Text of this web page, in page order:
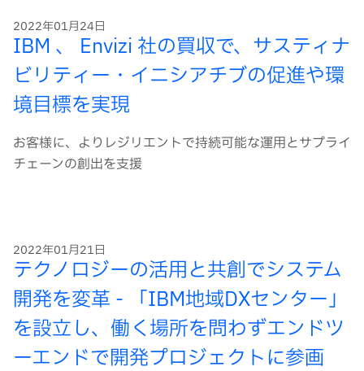
2022年01月24日
IBM 、 Envizi 社の買収で、サスティナ
ビリティー・イニシアチブの促進や環
境目標を実現
お客様に、よりレジリエントで持続可能な運用とサプライ
チェーンの創出を支援
2022年01月21日
テクノロジーの活用と共創でシステム
開発を変革 - 「IBM地域DXセンター」
を設立し、働く場所を問わずエンドツ
ーエンドで開発プロジェクトに参画